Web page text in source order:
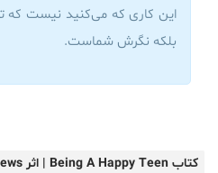
این كاری كه می‌كنید نیست كه
بلكه نگرش شماست.
کتاب Being A Happy Teen | اثر Andrew Matthews